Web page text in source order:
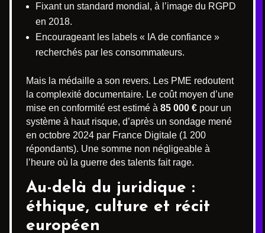
Fixant un standard mondial, à l’image du RGPD
en 2018.
Encourageant les labels « IA de confiance »
recherchés par les consommateurs.
Mais la médaille a son revers. Les PME redoutent
la complexité documentaire. Le coût moyen d’une
mise en conformité est estimé à 85 000 € pour un
système à haut risque, d’après un sondage mené
en octobre 2024 par France Digitale (1 200
répondants). Une somme non négligeable à
l’heure où la guerre des talents fait rage.
Au-delà du juridique :
éthique, culture et récit
européen